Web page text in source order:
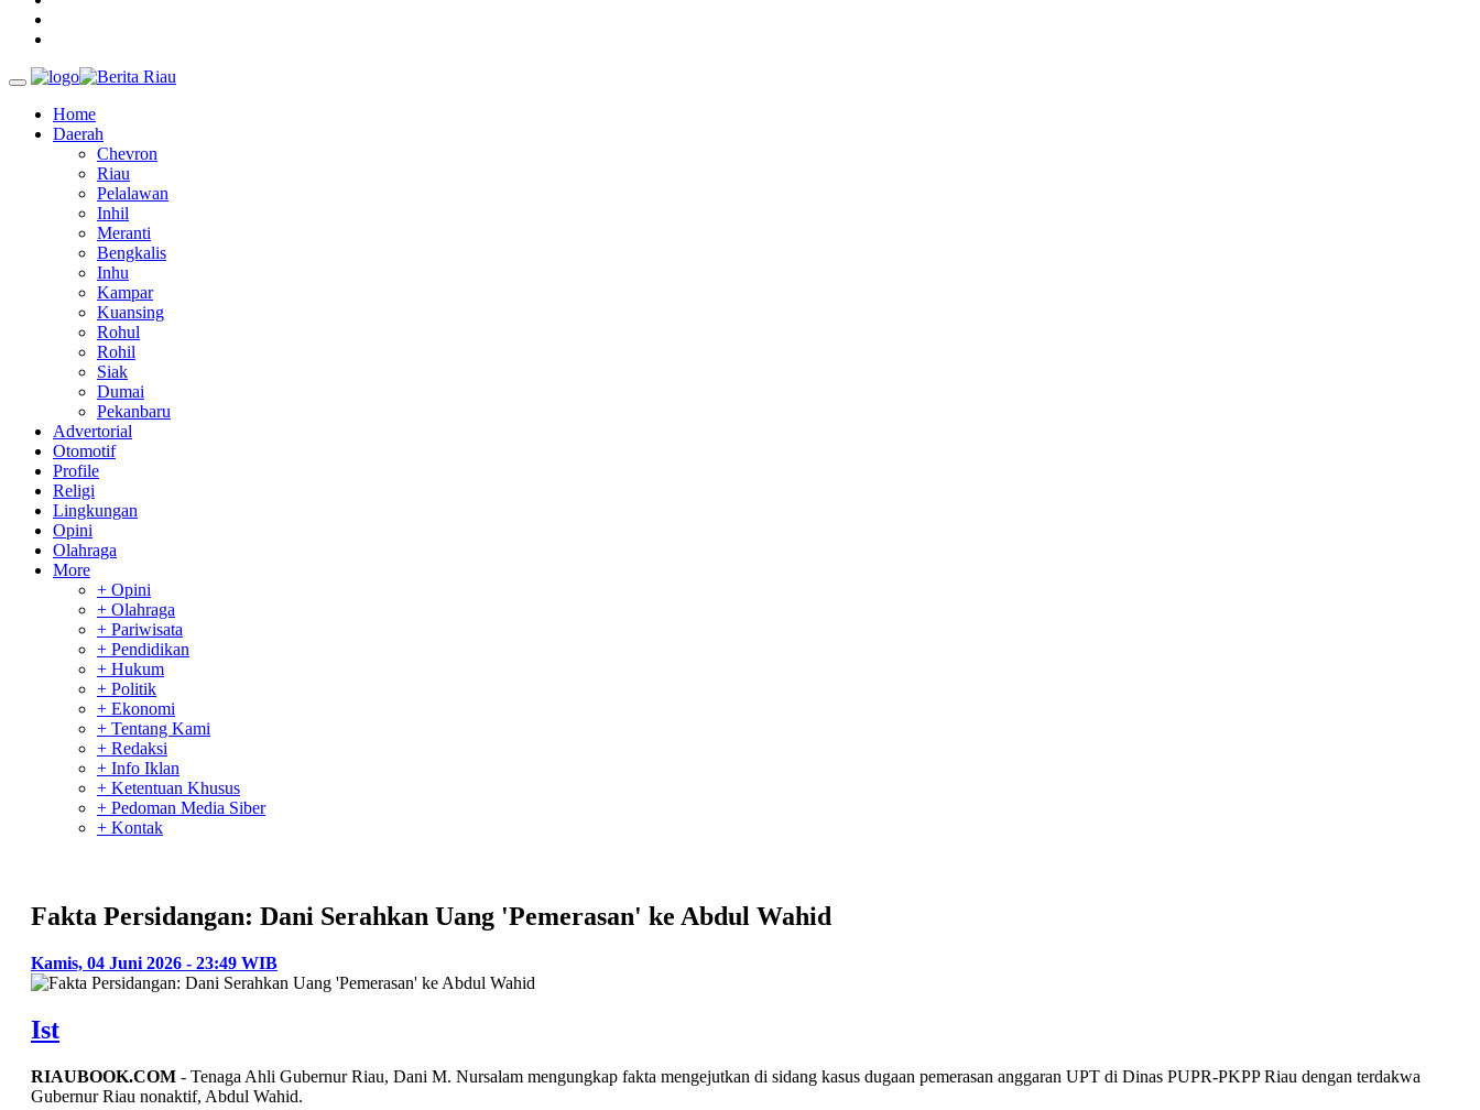
Home
Daerah
Chevron
Riau
Pelalawan
Inhil
Meranti
Bengkalis
Inhu
Kampar
Kuansing
Rohul
Rohil
Siak
Dumai
Pekanbaru
Advertorial
Otomotif
Profile
Religi
Lingkungan
Opini
Olahraga
More
+ Opini
+ Olahraga
+ Pariwisata
+ Pendidikan
+ Hukum
+ Politik
+ Ekonomi
+ Tentang Kami
+ Redaksi
+ Info Iklan
+ Ketentuan Khusus
+ Pedoman Media Siber
+ Kontak
Fakta Persidangan: Dani Serahkan Uang 'Pemerasan' ke Abdul Wahid
Kamis, 04 Juni 2026 - 23:49 WIB
Ist
RIAUBOOK.COM - Tenaga Ahli Gubernur Riau, Dani M. Nursalam mengungkap fakta mengejutkan di sidang kasus dugaan pemerasan anggaran UPT di Dinas PUPR-PKPP Riau dengan terdakwa
Gubernur Riau nonaktif, Abdul Wahid.